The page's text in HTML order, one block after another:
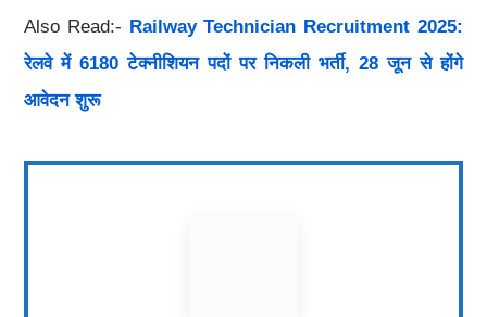
Also Read:- Railway Technician Recruitment 2025:
रेलवे में 6180 टेक्नीशियन पदों पर निकली भर्ती, 28 जून से होंगे
आवेदन शुरू